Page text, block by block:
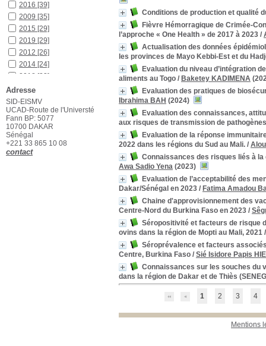
Conditions de production et qualité
Fièvre Hémorragique de Crimée-
l’approche « One Health » de 2017 à 2023 /
Actualisation des données
les provinces de Mayo Kebbi-Est et du
Evaluation du niveau d’intégration
aliments au Togo / Baketey KADIMENA
Evaluation des pratiques de
Ibrahima BAH (2024)
Evaluation des connaissances,
aux risques de transmission de
Evaluation de la réponse
2022 dans les régions du Sud au Mali. /
Connaissances des risques liés à
Awa Sadio Yena (2023)
Evaluation de l’acceptabilité des
Dakar/Sénégal en 2023 / Fatima Amadou
Chaine d'approvisionnement des
Centre-Nord du Burkina Faso en 2023 /
Séropositivité et facteurs de risque
ovins dans la région de Mopti au Mali, 2021
Séroprévalence et facteurs
Centre, Burkina Faso / Sié Isidore Papis
Connaissances sur les souches du
dans la région de Dakar et de Thiès
1 2 3 4
Mentions
2016 [39]
2009 [35]
2015 [29]
2019 [29]
2012 [26]
2014 [24]
2018 [23]
2013
2010[14]
2011[14]
2004 [13]
2003
2005[12]
Adresse
SID-EISMV
UCAD-Route de l'Universté
Fann BP: 5077
10700 DAKAR
Sénégal
+221 33 865 10 08
contact